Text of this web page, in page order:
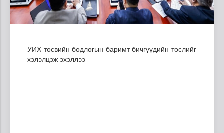
УИХ төсвийн бодлогын баримт бичгүүдийн төслийг
хэлэлцэж эхэллээ